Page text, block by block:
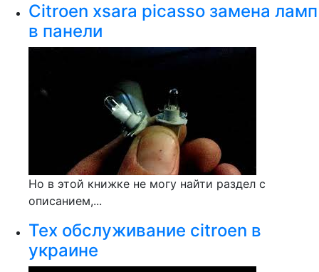
Citroen xsara picasso замена ламп
в панели
Но в этой книжке не могу найти раздел с
описанием,...
Тех обслуживание citroen в
украине